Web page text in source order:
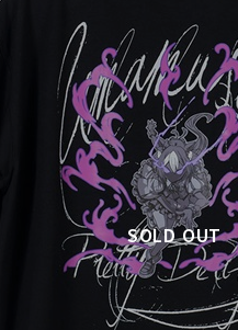
SOLD OUT